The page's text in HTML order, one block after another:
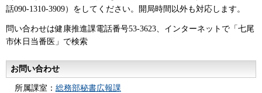
話090-1310-3909）をしてください。開局時間以外も対応します。
問い合わせは健康推進課電話番号53-3623、インターネットで「七尾
市休日当番医」で検索
お問い合わせ
所属課室： 総務部秘書広報課